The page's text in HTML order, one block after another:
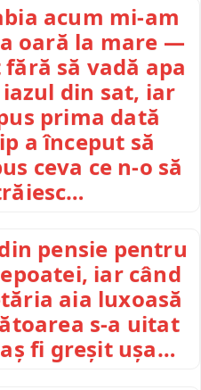
acum mi-am
oară la mare —
să vadă apa
din sat, iar
prima dată
a început să
ceva ce n-o să
pensie pentru
iar când
aia luxoasă
s-a uitat
fi greșit ușa…